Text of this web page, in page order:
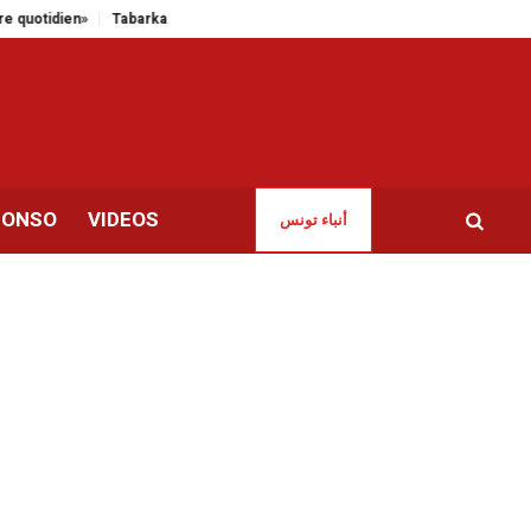
Tabarka | Le siège du Corail sportif vandalisé et incendié par des
VIDEOS أنباء تونس